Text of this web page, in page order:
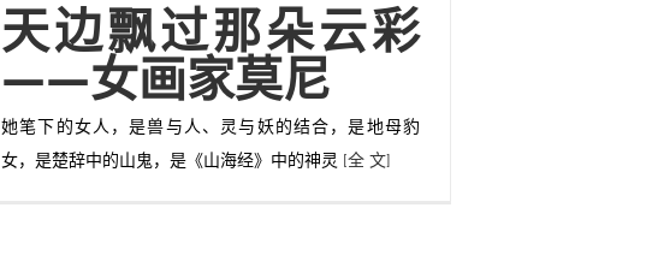
天边飘过那朵云彩
——女画家莫尼
她笔下的女人，是兽与人、灵与妖的结合，是地母豹
女，是楚辞中的山鬼，是《山海经》中的神灵 [全 文]